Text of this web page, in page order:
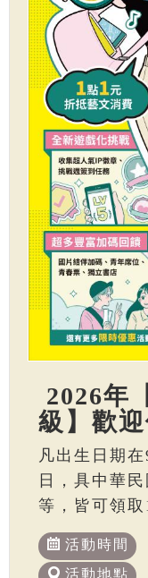
2026年
級】歡
凡出生日期
日，具中華
等，皆可領取
活動時間
活動地點